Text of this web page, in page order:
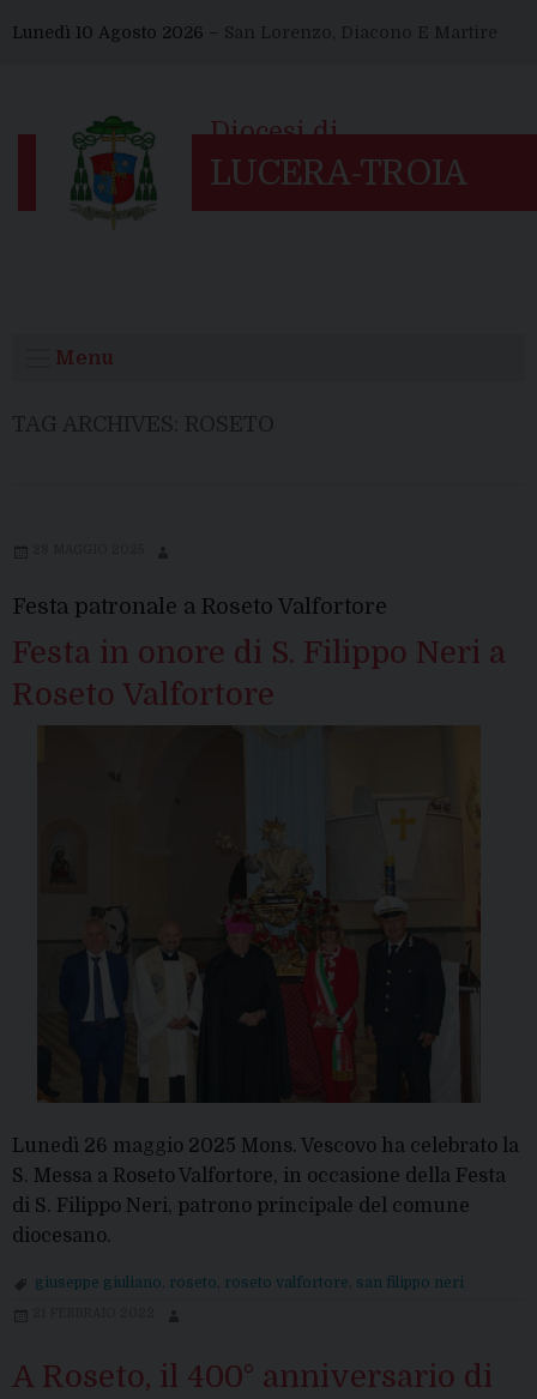
toLunedì 10 Agosto 2026 – San Lorenzo, Diacono E Martire
Menu
Festa patronale a Roseto Valfortore
Festa in onore di S. Filippo Neri a
Roseto Valfortore
Lunedì 26 maggio 2025 Mons. Vescovo ha celebrato la
S. Messa a Roseto Valfortore, in occasione della Festa
di S. Filippo Neri, patrono principale del comune
diocesano.
giuseppe giuliano roseto roseto valfortore san filippo neri
A Roseto, il 400° anniversario di